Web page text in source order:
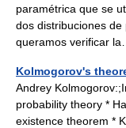
paramétrica que se
dos distribuciones
queramos verificar
Kolmogorov's
Andrey
probability theory *
existence theorem *